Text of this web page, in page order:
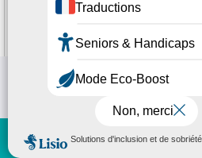
En direct
CHAMROUSSE 1750 - ROCHE BÉRANGER
Arrêt de bus à moins de 500 m
Chamrousse
GRATUIT - Sur Google Play